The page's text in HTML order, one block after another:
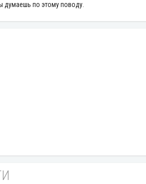
думаешь по этому поводу.